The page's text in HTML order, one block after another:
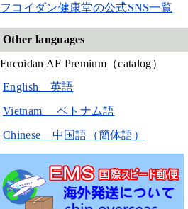
フコイダン健康堂の公式SNS一覧
Other languages
Fucoidan AF Premium（catalog）
English 英語
Vietnam ベトナム語
Chinese 中国語（簡体語）